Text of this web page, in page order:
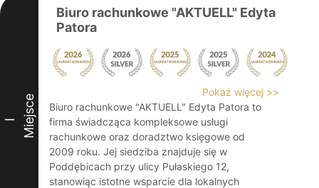
I Miejsce
Biuro rachunkowe "AKTUELL" Edyta
Patora
Pokaż więcej >>
Biuro rachunkowe "AKTUELL" Edyta Patora to
firma świadcząca kompleksowe usługi
rachunkowe oraz doradztwo księgowe od
2009 roku. Jej siedziba znajduje się w
Poddębicach przy ulicy Pułaskiego 12,
stanowiąc istotne wsparcie dla lokalnych